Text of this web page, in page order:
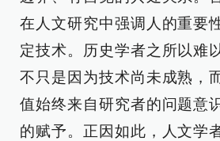
在人文研究中强调人的重要
定技术。历史学者之所以难
不只是因为技术尚未成熟，
值始终来自研究者的问题意
的赋予。正因如此，人文学